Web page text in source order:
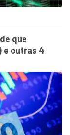
que
e outras 4